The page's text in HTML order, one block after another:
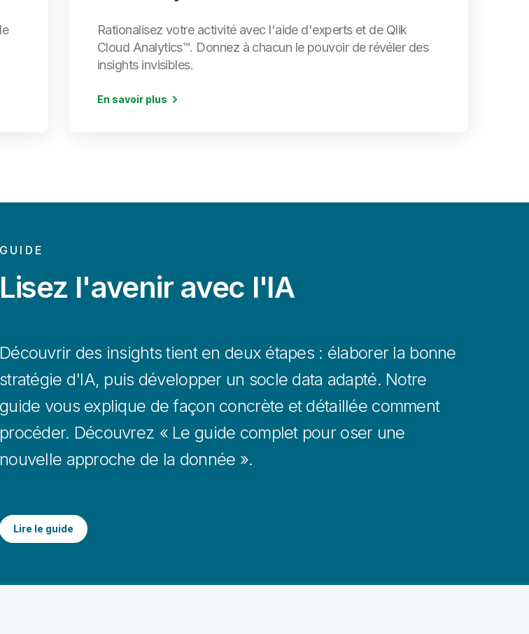
Rationalisez votre activité avec l'aide d'experts et de Qlik
Cloud Analytics™. Donnez à chacun le pouvoir de révéler des
insights invisibles.
En savoir plus
GUIDE
Lisez l'avenir avec l'IA
Découvrir des insights tient en deux étapes : élaborer la bonne
stratégie d'IA, puis développer un socle data adapté. Notre
guide vous explique de façon concrète et détaillée comment
procéder. Découvrez « Le guide complet pour oser une
nouvelle approche de la donnée ».
Lire le guide